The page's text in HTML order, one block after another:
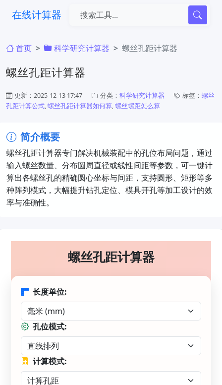
在线计算器
首页 科学研究计算器 螺丝孔距计算器
螺丝孔距计算器
更新：2025-12-13 17:47 分类： 科学研究计算器 标签： 螺丝
孔距计算公式,螺丝孔距计算器如何算,螺丝螺距怎么算
简介概要
螺丝孔距计算器专门解决机械装配中的孔位布局问题，通过
输入螺丝数量、分布圆周直径或线性间距等参数，可一键计
算出各螺丝孔的精确圆心坐标与间距，支持圆形、矩形等多
种阵列模式，大幅提升钻孔定位、模具开孔等加工设计的效
率与准确性。
螺丝孔距计算器
长度单位:
孔位模式:
计算模式: